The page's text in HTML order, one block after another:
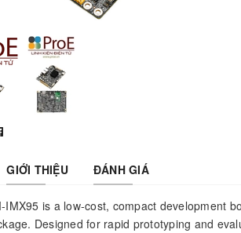
GIỚI THIỆU ĐÁNH GIÁ
is a low‑cost, compact development
Designed for rapid prototyping and